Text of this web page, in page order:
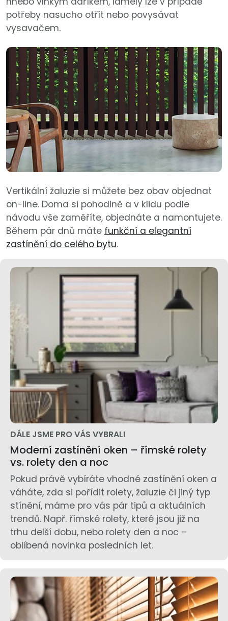
potřeby nasucho otřít nebo povysávat
vysavačem.
Vertikální žaluzie si můžete bez obav objednat
on-line. Doma si pohodlně a v klidu podle
návodu vše zaměříte, objednáte a namontujete.
Během pár dnů máte funkční a elegantní
zastínění do celého bytu.
DÁLE JSME PRO VÁS VYBRALI
Moderní zastínění oken – římské rolety
vs. rolety den a noc
Pokud právě vybíráte vhodné zastínění oken a
váháte, zda si pořídit rolety, žaluzie či jiný typ
stínění, máme pro vás pár tipů a aktuálních
trendů. Např. římské rolety, které jsou již na
trhu delší dobu, nebo rolety den a noc –
oblíbená novinka posledních let.